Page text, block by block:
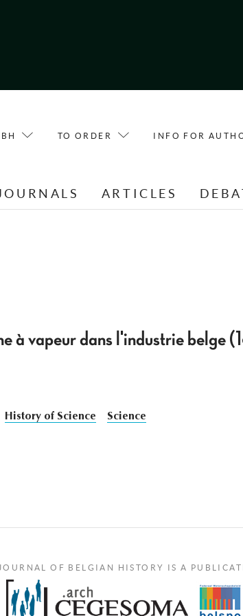
TO ORDER INFO FOR
ARTICLES
à vapeur dans l'industrie
History of Science Science
OF BELGIAN HISTORY IS A